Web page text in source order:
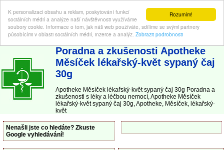
Rozumím!
K personalizaci obsahu a reklam, poskytování funkcí
sociálních médií a analýze naší návštěvnosti využíváme
soubory cookie. Informace o tom, jak náš web používáte, sdílíme se svými partnery
působícími v oblasti sociálních médií, inzerce a analýz. Zobrazit podrobnosti
ABC-LEKARNA.cz | Poradna a zkušenosti s léky a léčbou nemocí
Poradna a zkušenosti Apotheke
Měsíček lékařský-květ sypaný čaj
30g
Apotheke Měsíček lékařský-květ sypaný čaj 30g Poradna a
zkušenosti s léky a léčbou nemocí, Apotheke Měsíček
lékařský-květ sypaný čaj 30g, Apotheke, Měsíček, lékařský-
květ
Nenašli jste co hledáte? Zkuste
Google vyhledávání!